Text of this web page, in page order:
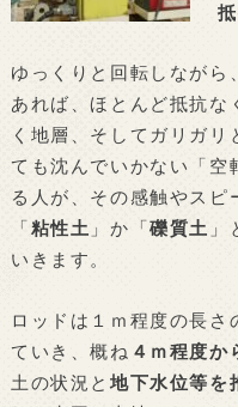
ゆっくりと回転しながら
あれば、ほとんど抵抗な
く地層、そしてガリガリ
ても沈んでいかない「空
る人が、その感触やスピ
「粘性土 」か「礫質土 」
いきます。
ロッドは１ｍ程度の長さ
ていき、概ね ４ｍ程度か
土の状況と 地下水位等を